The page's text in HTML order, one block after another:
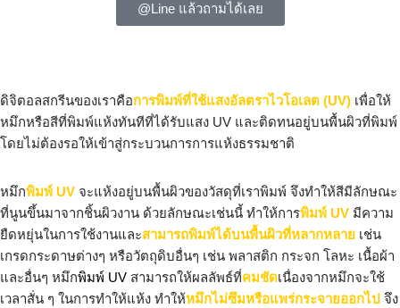
@Line แล้วถามได้เลย
ดิจิตอลสกรีนของเราคือการพิมพ์ที่ใช้แสงอัลตราไวโอเลต (UV) เพื่อให้
หมึกหรือสีที่พิมพ์แห้งทันทีที่ได้รับแสง UV และติดทนอยู่บนพื้นผิวที่พิมพ์
โดยไม่ต้องรอให้เข้าสู่กระบวนการการแห้งธรรมชาติ
หมึกพิมพ์ UV จะแห้งอยู่บนพื้นผิวของวัสดุที่เราพิมพ์ จึงทำให้สีมีลักษณะ
ที่นูนขึ้นมาจากชิ้นผิวงาน ด้วยลักษณะเช่นนี้ ทำให้การพิมพ์ UV มีความ
ยืดหยุ่นในการใช้งานและสามารถพิมพ์ได้บนพื้นผิวที่หลากหลาย เช่น
เกรดกระดาษต่างๆ หรือวัตถุดิบอื่นๆ เช่น พลาสติก กระจก โลหะ เนื้อผ้า
และอื่นๆ หมึกพิมพ์ UV สามารถให้ผลลัพธ์ที่คมชัดเนื่องจากหมึกจะใช้
เวลาสั่น ๆ ในการทำให้แห้ง ทำให้หมึกไม่ซึมหรือแพร่กระจายออกไป จึง